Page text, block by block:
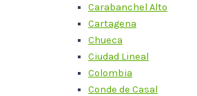
Carabanchel Alto
Cartagena
Chueca
Ciudad Lineal
Colombia
Conde de Casal